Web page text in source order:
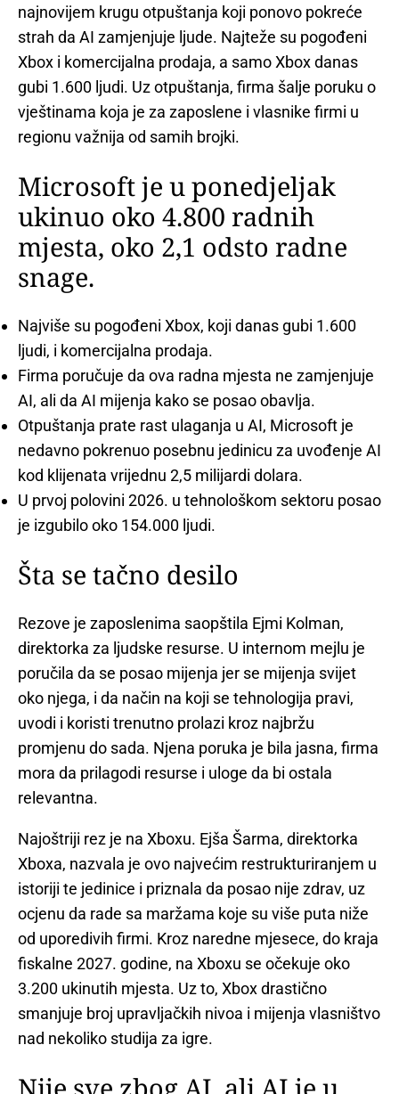
najnovijem krugu otpuštanja koji ponovo pokreće
strah da AI zamjenjuje ljude. Najteže su pogođeni
Xbox i komercijalna prodaja, a samo Xbox danas
gubi 1.600 ljudi. Uz otpuštanja, firma šalje poruku o
vještinama koja je za zaposlene i vlasnike firmi u
regionu važnija od samih brojki.
Microsoft je u ponedjeljak
ukinuo oko 4.800 radnih
mjesta, oko 2,1 odsto radne
snage.
Najviše su pogođeni Xbox, koji danas gubi 1.600
ljudi, i komercijalna prodaja.
Firma poručuje da ova radna mjesta ne zamjenjuje
AI, ali da AI mijenja kako se posao obavlja.
Otpuštanja prate rast ulaganja u AI, Microsoft je
nedavno pokrenuo posebnu jedinicu za uvođenje AI
kod klijenata vrijednu 2,5 milijardi dolara.
U prvoj polovini 2026. u tehnološkom sektoru posao
je izgubilo oko 154.000 ljudi.
Šta se tačno desilo
Rezove je zaposlenima saopštila Ejmi Kolman,
direktorka za ljudske resurse. U internom mejlu je
poručila da se posao mijenja jer se mijenja svijet
oko njega, i da način na koji se tehnologija pravi,
uvodi i koristi trenutno prolazi kroz najbržu
promjenu do sada. Njena poruka je bila jasna, firma
mora da prilagodi resurse i uloge da bi ostala
relevantna.
Najoštriji rez je na Xboxu. Ejša Šarma, direktorka
Xboxa, nazvala je ovo najvećim restrukturiranjem u
istoriji te jedinice i priznala da posao nije zdrav, uz
ocjenu da rade sa maržama koje su više puta niže
od uporedivih firmi. Kroz naredne mjesece, do kraja
fiskalne 2027. godine, na Xboxu se očekuje oko
3.200 ukinutih mjesta. Uz to, Xbox drastično
smanjuje broj upravljačkih nivoa i mijenja vlasništvo
nad nekoliko studija za igre.
Nije sve zbog AI, ali AI je u